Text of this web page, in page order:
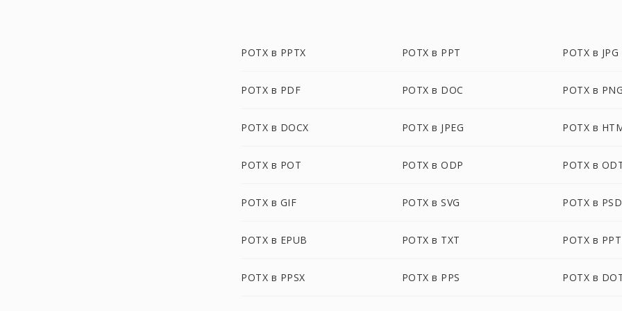
POTX в PPTX POTX в PPT POTX в JPG
POTX в PDF POTX в DOC POTX в PNG
POTX в DOCX POTX в JPEG POTX в
POTX в POT POTX в ODP POTX в
POTX в GIF POTX в SVG POTX в PSD
POTX в EPUB POTX в TXT POTX в
POTX в PPSX POTX в PPS POTX в